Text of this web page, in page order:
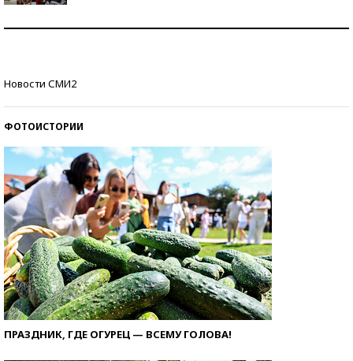
Новости СМИ2
ФОТОИСТОРИИ
ПРАЗДНИК, ГДЕ ОГУРЕЦ — ВСЕМУ ГОЛОВА!